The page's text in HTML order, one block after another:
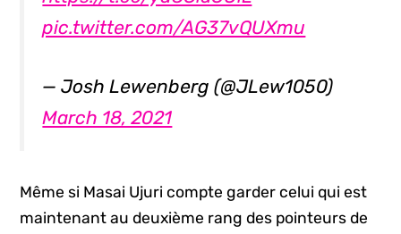
pic.twitter.com/AG37vQUXmu
— Josh Lewenberg (@JLew1050)
March 18, 2021
Même si Masai Ujuri compte garder celui qui est
maintenant au deuxième rang des pointeurs de